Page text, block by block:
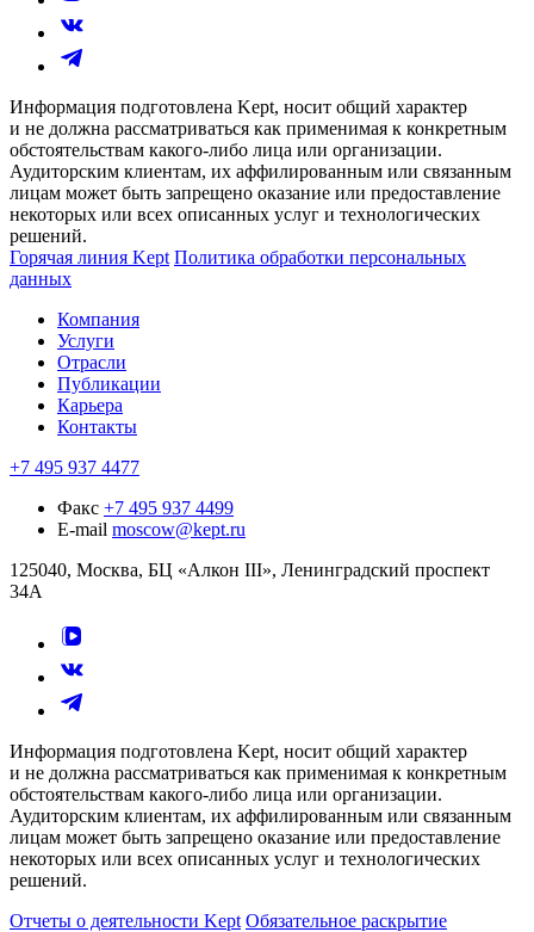
Информация подготовлена Kept, носит общий характер
и не должна рассматриваться как применимая к конкретным
обстоятельствам какого-либо лица или организации.
Аудиторским клиентам, их аффилированным или связанным
лицам может быть запрещено оказание или предоставление
некоторых или всех описанных услуг и технологических
решений.
Горячая линия Kept Политика обработки персональных
данных
Компания
Услуги
Отрасли
Публикации
Карьера
Контакты
+7 495 937 4477
Факс +7 495 937 4499
E-mail moscow@kept.ru
125040, Москва, БЦ «Алкон III», Ленинградский проспект
34А
Информация подготовлена Kept, носит общий характер
и не должна рассматриваться как применимая к конкретным
обстоятельствам какого-либо лица или организации.
Аудиторским клиентам, их аффилированным или связанным
лицам может быть запрещено оказание или предоставление
некоторых или всех описанных услуг и технологических
решений.
Отчеты о деятельности Kept Обязательное раскрытие